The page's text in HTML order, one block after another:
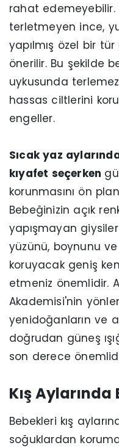
rahat edemeyebilir.
terletmeyen ince,
yapılmış özel bir
önerilir. Bu şekilde
uykusunda
hassas ciltlerini
engeller.
Sıcak yaz
kıyafet seçerken
korunmasını ön
Bebeğinizin açık
yapışmayan
yüzünü, boynunu
koruyacak geniş
etmeniz önemlidir.
Akademisi'nin
yenidoğanların ve
doğrudan güneş
son derece
Kış
Bebekleri kış
soğuklardan